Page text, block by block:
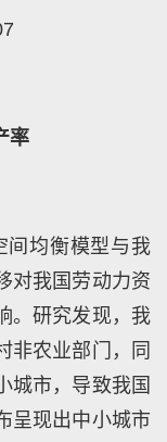
率
间均衡模型与我
对我国劳动力资
。研究发现，我
非农业部门，同
城市，导致我国
呈现出中小城市